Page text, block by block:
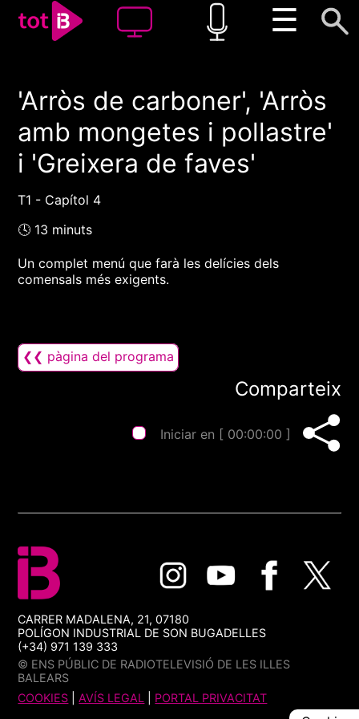
☰
00:00 00:00
1x
'Arròs de carboner', 'Arròs
amb mongetes i pollastre'
i 'Greixera de faves'
T1 - Capítol 4
🕓 13 minuts
Un complet menú que farà les delícies dels
comensals més exigents.
❮❮ pàgina del programa
Comparteix
Iniciar en [ 00:00:00 ]
CARRER MADALENA, 21, 07180
POLÍGON INDUSTRIAL DE SON BUGADELLES
(+34) 971 139 333
© ENS PÚBLIC DE RADIOTELEVISIÓ DE LES ILLES
BALEARS
COOKIES |AVÍS LEGAL PORTAL PRIVACITAT